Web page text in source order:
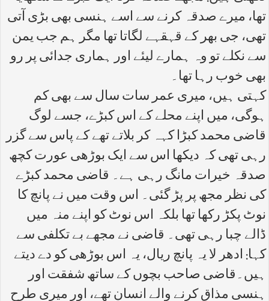
تھا، میرے صدقہ کرنے سے اسے ہنسی بھی بڑی آتی
تھی، جی بھر کے قہقہے لگاتا تھا مگر ہم جب یمن
سے نکلے تو وہ ہمارے لیئے اور ہماری جدائی پر رو
بھی خوب رہا تھا۔
کہتی ہیں، میری عمر سات سال سے بھی کم
ہوگی، میں اپنے محلے کے اس کبڑے، جسے لوگ
قاضی محمد کبڑا کہہ کر بلاتے تھے کے پاس سے گزر
رہی تھی کہ دیکھا اس سے ایک بوڑھی عورت کچھ
صدقہ خیرات مانگ رہی ہے۔ قاضی محمد کبڑے
کی نظر مجھ پر پڑ گئی۔ اس وقت میں نے پانچ کا
نوٹ پکڑ رکھا تھا بلکہ اس نوٹ کو اپنے منہ میں
ڈالے چبا رہی تھی۔ قاضی نے مجھے بے تکلفی سے
کہا: ادھر لا یہ پانچ ریال، یہ اس بوڑھی کو دے دیتے
ہیں۔قاضی صاحب بچوں کے ساتھ شفقت اور
ہنسی مذاق کرنے والے انسان تھے، اور میری طرح